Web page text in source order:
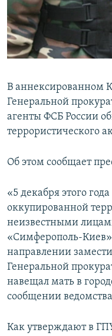
ПОБЕДИТЕЛЕЙ НЕ СУДЯТ?
КРЫМ.НЕПОКОРЕННЫЙ
ELIFBE
ПРИСОЕДИНЯЙТЕСЬ!
Все сайты RFE/RL
В аннексированном
Генеральной
агенты ФСБ России
террористического
Об этом сообщает
«5 декабря этого
оккупированной
неизвестными
«Симферополь-
направлении
Генеральной
навещал мать в
сообщении
Как утверждают в